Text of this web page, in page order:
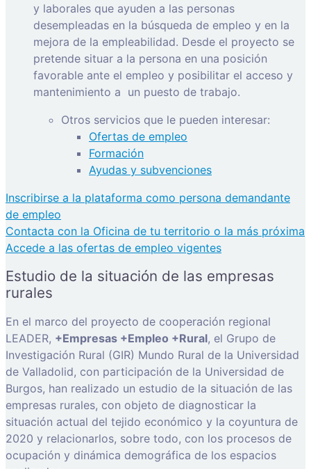
y laborales que ayuden a las personas
desempleadas en la búsqueda de empleo y en la
mejora de la empleabilidad. Desde el proyecto se
pretende situar a la persona en una posición
favorable ante el empleo y posibilitar el acceso y
mantenimiento a un puesto de trabajo.
Otros servicios que le pueden interesar:
Ofertas de empleo
Formación
Ayudas y subvenciones
Inscribirse a la plataforma como persona demandante
de empleo
Contacta con la Oficina de tu territorio o la más próxima
Accede a las ofertas de empleo vigentes
Estudio de la situación de las empresas
rurales
En el marco del proyecto de cooperación regional
LEADER, +Empresas +Empleo +Rural, el Grupo de
Investigación Rural (GIR) Mundo Rural de la Universidad
de Valladolid, con participación de la Universidad de
Burgos, han realizado un estudio de la situación de las
empresas rurales, con objeto de diagnosticar la
situación actual del tejido económico y la coyuntura de
2020 y relacionarlos, sobre todo, con los procesos de
ocupación y dinámica demográfica de los espacios